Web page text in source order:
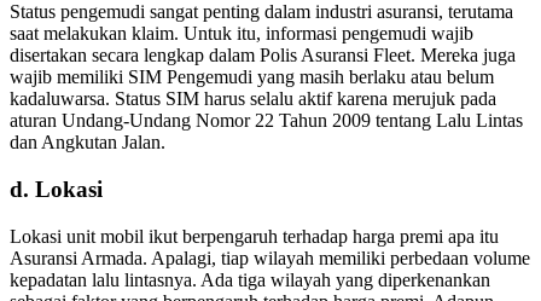
Status pengemudi sangat penting dalam industri asuransi, terutama
saat melakukan klaim. Untuk itu, informasi pengemudi wajib
disertakan secara lengkap dalam Polis Asuransi Fleet. Mereka juga
wajib memiliki SIM Pengemudi yang masih berlaku atau belum
kadaluwarsa. Status SIM harus selalu aktif karena merujuk pada
aturan Undang-Undang Nomor 22 Tahun 2009 tentang Lalu Lintas
dan Angkutan Jalan.
d. Lokasi
Lokasi unit mobil ikut berpengaruh terhadap harga premi apa itu
Asuransi Armada. Apalagi, tiap wilayah memiliki perbedaan volume
kepadatan lalu lintasnya. Ada tiga wilayah yang diperkenankan